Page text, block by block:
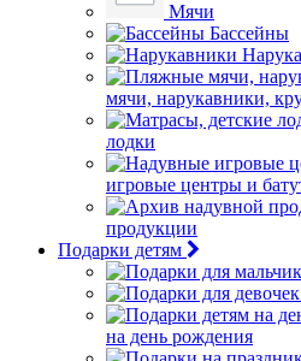
Мячи
Бассейны
мячи, нарукавники,
лодки
игровые центры и
продукции
Подарки детям
на день рождения